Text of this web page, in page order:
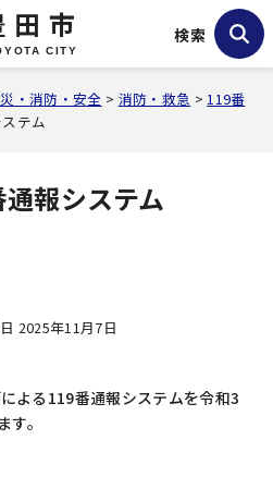
田市
CITY
検索
・消防・安全 > 消防・救急 >119番
テム
報システム
2025年11月7日
よる119番通報システムを令和3
。